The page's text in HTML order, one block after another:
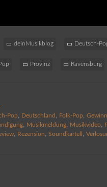
deinMusikblog Deutsch-
Provinz Ravensburg
Pop Deutschland Folk-Pop ,
Musikmeldung Musikvideo
Rezension ,Soundkartell ,